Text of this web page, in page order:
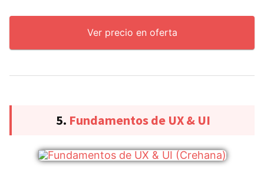
Ver precio en oferta
5. Fundamentos de UX & UI